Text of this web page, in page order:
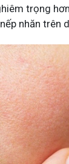
trọng
nhăn trên